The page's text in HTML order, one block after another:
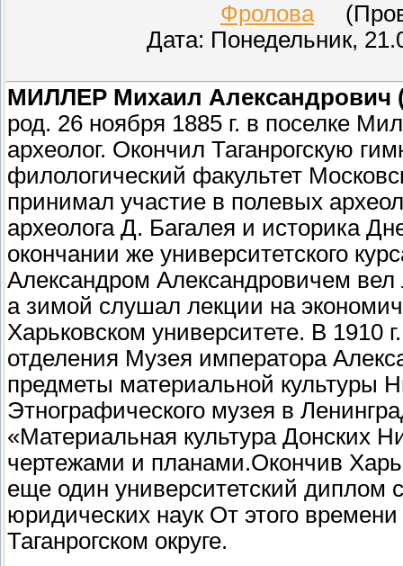
Фролова
Дата: Понедельник,
МИЛЛЕР Михаил Александрович
род. 26 ноября 1885 г. в поселке
археолог. Окончил Таганрогскую
филологический факультет
принимал участие в полевых
археолога Д. Багалея и историка
окончании же университетского
Александром Александровичем вел
а зимой слушал лекции на
Харьковском университете. В 1910
отделения Музея императора
предметы материальной культуры
Этнографического музея в
«Материальная культура Донских
чертежами и планами.Окончив
еще один университетский диплом
юридических наук От этого
Таганрогском округе.